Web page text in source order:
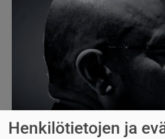
Henkilötietojen ja